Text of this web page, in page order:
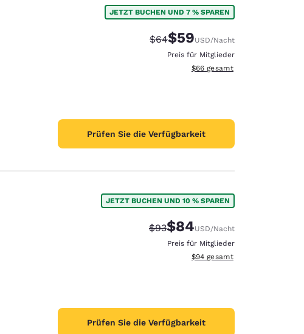
JETZT BUCHEN UND 7 % SPAREN
Durchgestrichener Preis:
$64Vergünstigter Preis:
$59USD/Nacht
Preis für Mitglieder
Geschätzte Gesamtdetails
$66 gesamt
Prüfen Sie die Verfügbarkeit
JETZT BUCHEN UND 10 % SPAREN
Durchgestrichener Preis:
$93Vergünstigter Preis:
$84USD/Nacht
Preis für Mitglieder
Geschätzte Gesamtdetails
$94 gesamt
Prüfen Sie die Verfügbarkeit